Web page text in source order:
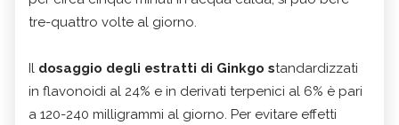
tre-quattro volte al giorno.
Il dosaggio degli estratti di Ginkgo standardizzati
in flavonoidi al 24% e in derivati terpenici al 6% è pari
a 120-240 milligrammi al giorno. Per evitare effetti